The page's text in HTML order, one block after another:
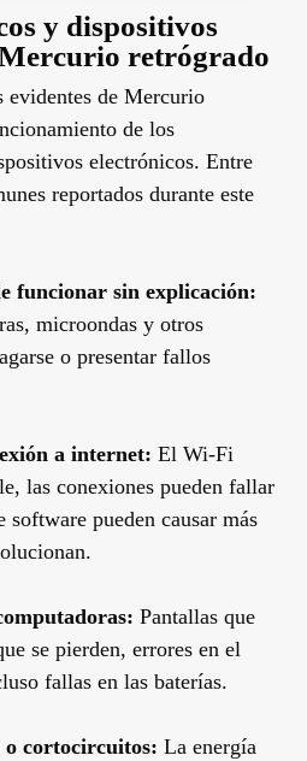
y dispositivos
retrógrado
evidentes de Mercurio
de los
electrónicos. Entre
reportados durante este
funcionar sin explicación:
microondas y otros
o presentar fallos
a internet: El Wi-Fi
las conexiones pueden fallar
software pueden causar más
Pantallas que
se pierden, errores en el
fallas en las baterías.
o cortocircuitos: La energía